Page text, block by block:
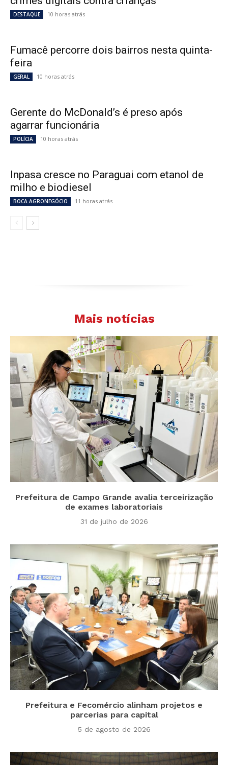
DESTAQUE 10 horas atrás
Fumacê percorre dois bairros nesta quinta-
feira
GERAL 10 horas atrás
Gerente do McDonald’s é preso após
agarrar funcionária
POLÍCIA 10 horas atrás
Inpasa cresce no Paraguai com etanol de
milho e biodiesel
BOCA AGRONEGÓCIO 11 horas atrás
Mais notícias
Prefeitura de Campo Grande avalia terceirização
de exames laboratoriais
31 de julho de 2026
Prefeitura e Fecomércio alinham projetos e
parcerias para capital
5 de agosto de 2026